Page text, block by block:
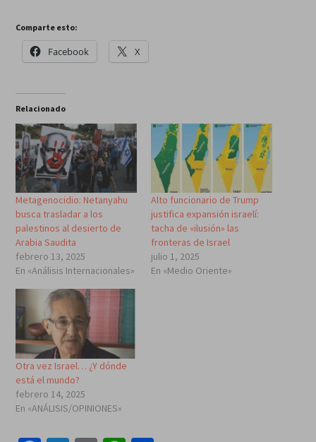
Comparte esto:
Facebook X
Relacionado
Metagenocidio: Netanyahu
busca trasladar a los
palestinos al desierto de
Arabia Saudita
febrero 13, 2025
En «Análisis Internacionales»
Alto funcionario de Trump
justifica expansión israelí:
tacha de «ilusión» las
fronteras de Israel
julio 1, 2025
En «Medio Oriente»
Otra vez Israel… ¿Y dónde
está el mundo?
febrero 14, 2025
En «ANÁLISIS/OPINIONES»